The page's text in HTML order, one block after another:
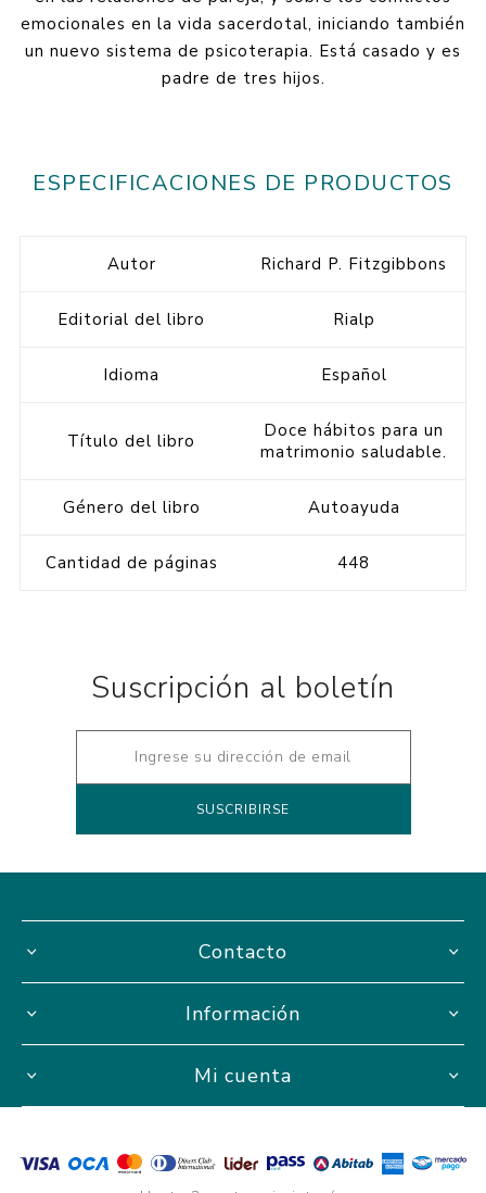
emocionales en la vida sacerdotal, iniciando también
un nuevo sistema de psicoterapia. Está casado y es
padre de tres hijos.
ESPECIFICACIONES DE PRODUCTOS
Autor Richard P. Fitzgibbons
Editorial del libro Rialp
Idioma Español
Título del libro
Doce hábitos para un
matrimonio saludable.
Género del libro Autoayuda
Cantidad de páginas 448
Suscripción al boletín
Contacto
Información
Mi cuenta